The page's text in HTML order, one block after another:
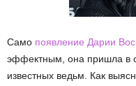
Само появление Дарии
эффектным, она пришла в
известных ведьм. Как